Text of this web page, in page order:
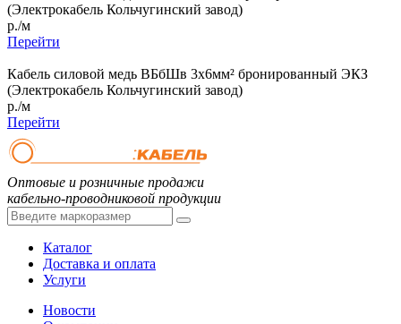
(Электрокабель Кольчугинский завод)
р./м
Перейти
Кабель силовой медь ВБбШв 3x6мм² бронированный ЭКЗ
(Электрокабель Кольчугинский завод)
р./м
Перейти
Оптовые и розничные продажи
кабельно-проводниковой продукции
Каталог
Доставка и оплата
Услуги
Новости